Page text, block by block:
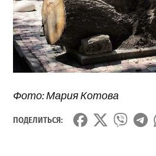
Фото: Мария Котова
ПОДЕЛИТЬСЯ: